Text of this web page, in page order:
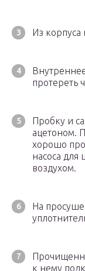
Из
протереть
Пробку и
ацетоном.
хорошо
насоса
воздухом.
На
к нему